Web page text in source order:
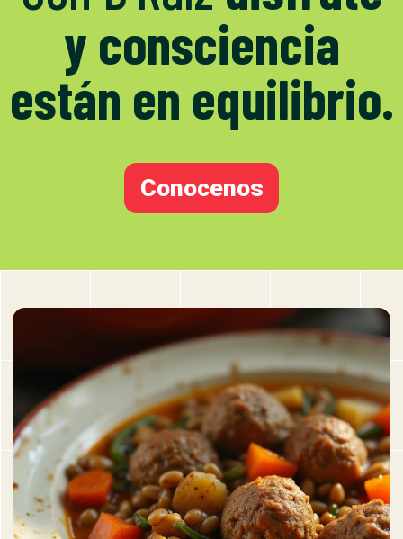
y consciencia
están en equilibrio.
Conocenos